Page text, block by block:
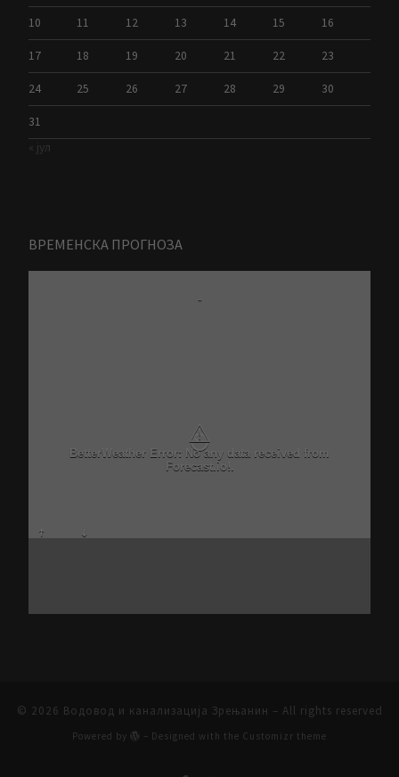
10 11 12 13 14 15 16
17 18 19 20 21 22 23
24 25 26 27 28 29 30
31
« јул
ВРЕМЕНСКА ПРОГНОЗА
-
⚠
BetterWeather Error: No any data received from
Forecast.io!.
© 2026 Водовод и канализација Зрењанин – All rights reserved
Powered by – Designed with the Customizr theme